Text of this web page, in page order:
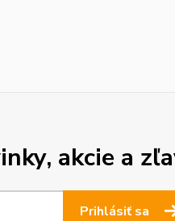
akcie a
Prihlásiť sa